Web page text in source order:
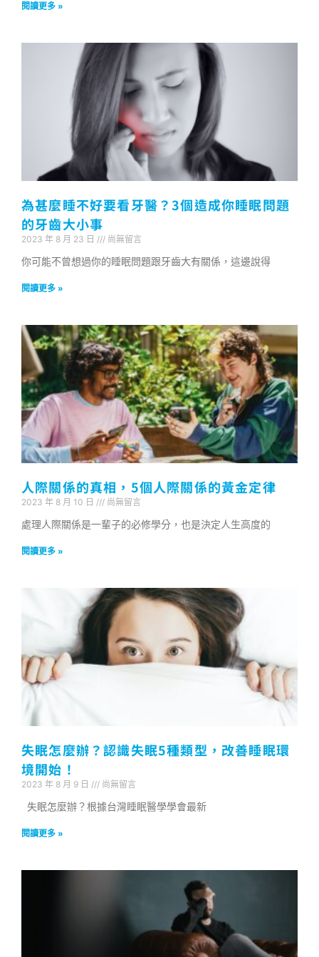
閱讀更多 »
為甚麼睡不好要看牙醫？3個造成你睡眠問題
的牙齒大小事
2023 年 8 月 23 日 尚無留言
你可能不曾想過你的睡眠問題跟牙齒大有關係，這邊說得
閱讀更多 »
人際關係的真相，5個人際關係的黃金定律
2023 年 8 月 10 日 尚無留言
處理人際關係是一輩子的必修學分，也是決定人生高度的
閱讀更多 »
失眠怎麼辦？認識失眠5種類型，改善睡眠環
境開始！
2023 年 8 月 9 日 尚無留言
失眠怎麼辦？根據台灣睡眠醫學學會最新
閱讀更多 »